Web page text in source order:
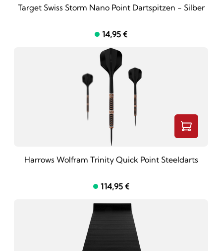
Target Swiss Storm Nano Point Dartspitzen - Silber
14,95 €
Harrows Wolfram Trinity Quick Point Steeldarts
114,95 €